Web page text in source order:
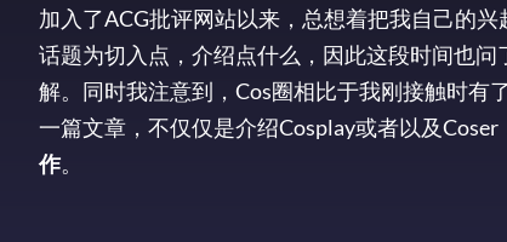
加入了ACG批评网站以来，总想着把我自己的
话题为切入点，介绍点什么，因此这段时间也
解。同时我注意到，Cos圈相比于我刚接触时有
一篇文章，不仅仅是介绍Cosplay或者以及Coser
作。